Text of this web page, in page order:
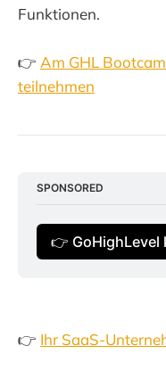
Funktionen.
👉 Am GHL
teilnehmen
SPONSORED
👉
👉 Ihr SaaS-